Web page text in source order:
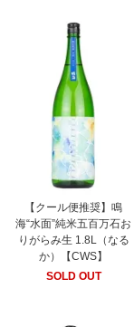
【クール便推奨】鳴
海“水面”純米五百万石お
りがらみ生 1.8L（なる
か）【CWS】
SOLD OUT